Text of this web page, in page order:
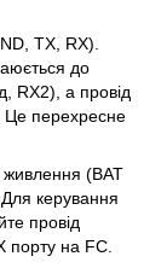
TX, RX).
до
RX2), а провід
перехресне
(BAT
керування
провід
порту на FC.